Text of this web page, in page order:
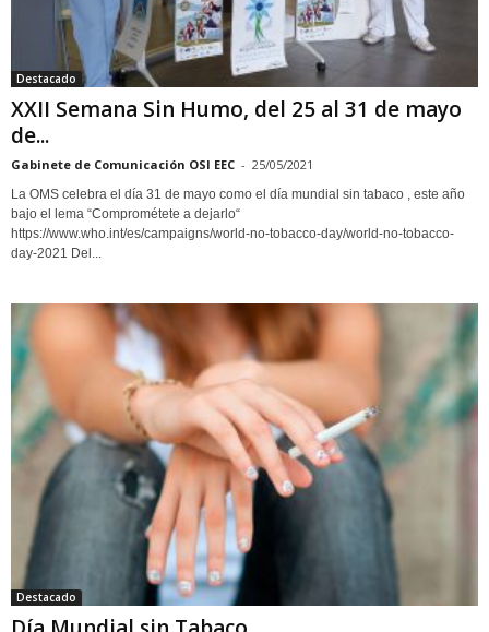
Destacado
XXII Semana Sin Humo, del 25 al 31 de mayo
de...
Gabinete de Comunicación OSI EEC - 25/05/2021
La OMS celebra el día 31 de mayo como el día mundial sin tabaco , este año
bajo el lema “Comprométete a dejarlo“
https://www.who.int/es/campaigns/world-no-tobacco-day/world-no-tobacco-
day-2021 Del...
Destacado